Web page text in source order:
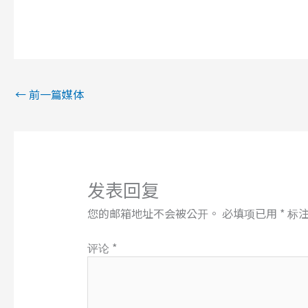
←前一篇媒体
发表回复
您的邮箱地址不会被公开。 必填项已用 * 标
评论 *